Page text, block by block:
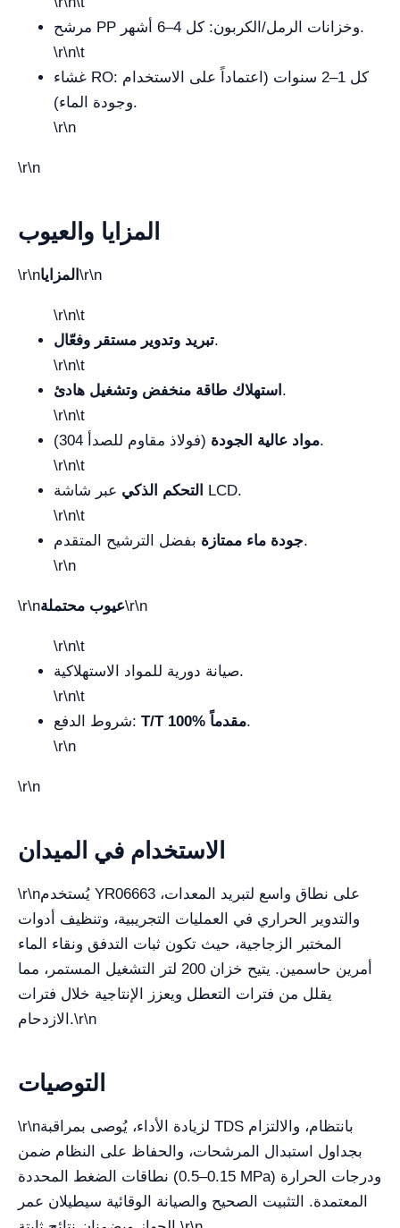
مرشح PP وخزانات الرمل/الكربون: كل 4–6 أشهر.
\r\n\t
غشاء RO: كل 1–2 سنوات (اعتماداً على الاستخدام
وجودة الماء).
\r\n
\r\n
المزايا والعيوب
\r\nالمزايا \r\n
\r\n\t
تبريد وتدوير مستقر وفعّال.
\r\n\t
استهلاك طاقة منخفض وتشغيل هادئ .
\r\n\t
مواد عالية الجودة(فولاذ مقاوم للصدأ 304).
\r\n\t
التحكم الذكي عبر شاشة LCD.
\r\n\t
جودة ماء ممتازةبفضل الترشيح المتقدم.
\r\n
\r\nعيوب محتملة\r\n
\r\n\t
صيانة دورية للمواد الاستهلاكية.
\r\n\t
شروط الدفع:
T/T 100% مقدماً.
\r\n
\r\n
الاستخدام في الميدان
\r\nيُستخدم YR06663 على نطاق واسع لتبريد المعدات،
والتدوير الحراري في العمليات التجريبية، وتنظيف أدوات
المختبر الزجاجية، حيث تكون ثبات التدفق ونقاء الماء
أمرين حاسمين. يتيح خزان 200 لتر التشغيل المستمر، مما
يقلل من فترات التعطل ويعزز الإنتاجية خلال فترات
الازدحام.\r\n
التوصيات
\r\nلزيادة الأداء، يُوصى بمراقبة TDS بانتظام، والالتزام
بجداول استبدال المرشحات، والحفاظ على النظام ضمن
نطاقات الضغط المحددة (0.15–0.5 MPa) ودرجات الحرارة
المعتمدة. التثبيت الصحيح والصيانة الوقائية سيطيلان عمر